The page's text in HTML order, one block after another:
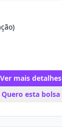
Ver mais detalhes
Quero esta bolsa